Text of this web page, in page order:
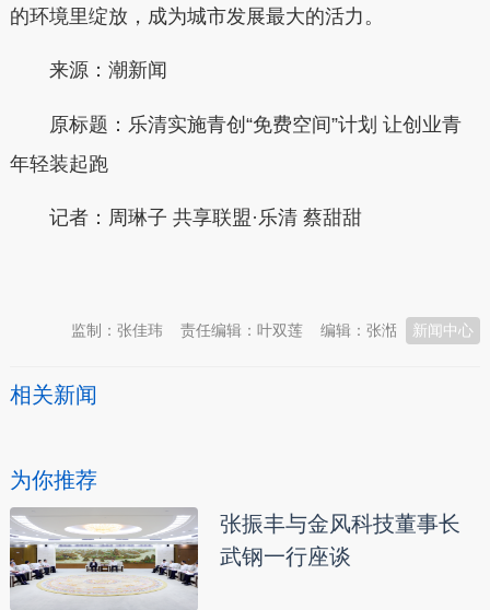
的环境里绽放，成为城市发展最大的活力。
来源：潮新闻
原标题：乐清实施青创“免费空间”计划 让创业青
年轻装起跑
记者： 周琳子 共享联盟·乐清 蔡甜甜
新闻中心
编辑：张湉
责任编辑：叶双莲
监制：张佳玮
相关新闻
为你推荐
张振丰与金风科技董事长
武钢一行座谈